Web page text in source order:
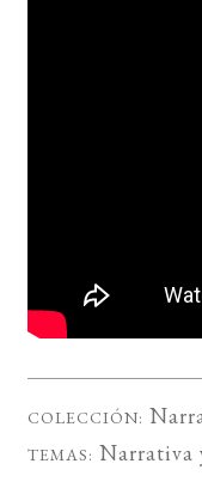
COLECCIÓN:
TEMAS: Narrativa